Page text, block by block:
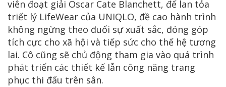
viên đoạt giải Oscar Cate Blanchett, để lan tỏa
triết lý LifeWear của UNIQLO, đề cao hành trình
không ngừng theo đuổi sự xuất sắc, đóng góp
tích cực cho xã hội và tiếp sức cho thế hệ tương
lai. Cô cũng sẽ chủ động tham gia vào quá trình
phát triển các thiết kế lẫn công năng trang
phục thi đấu trên sân.